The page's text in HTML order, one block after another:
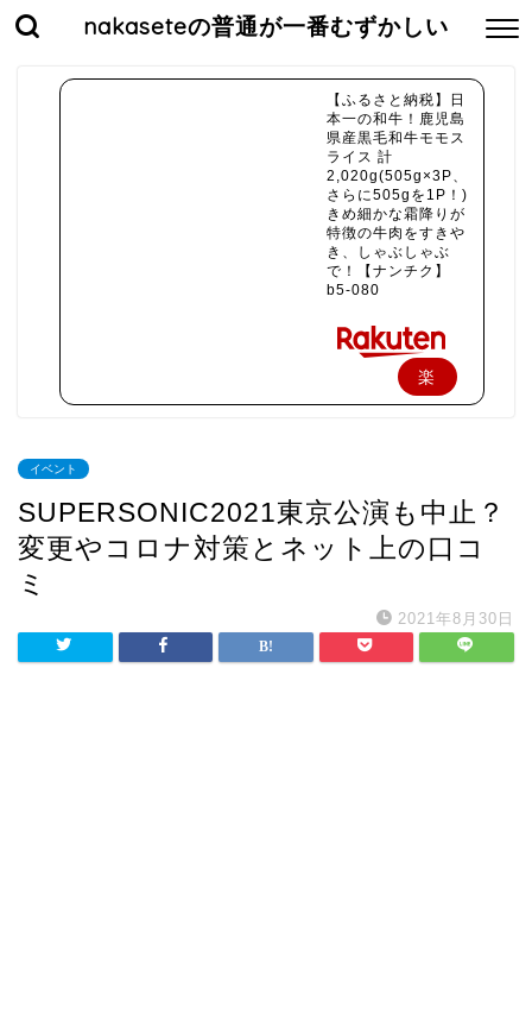
nakaseteの普通が一番むずかしい
【ふるさと納税】日
本一の和牛！鹿児島
県産黒毛和牛モモス
ライス 計
2,020g(505g×3P、
さらに505gを1P！)
きめ細かな霜降りが
特徴の牛肉をすきや
き、しゃぶしゃぶ
で！【ナンチク】
b5-080
楽
入
イベント
SUPERSONIC2021東京公演も中止？
変更やコロナ対策とネット上の口コ
ミ
2021年8月30日